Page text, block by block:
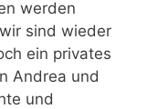
werden
sind wieder
ein privates
Andrea und
und